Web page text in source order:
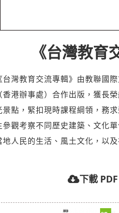
《台灣教育
台灣教育交流專輯》由教聯國
香港辦事處）合作出版，獲長
景點，緊扣現時課程綱領，務
參觀考察不同歷史建築、文化
地人民的生活、風土文化，以
下載